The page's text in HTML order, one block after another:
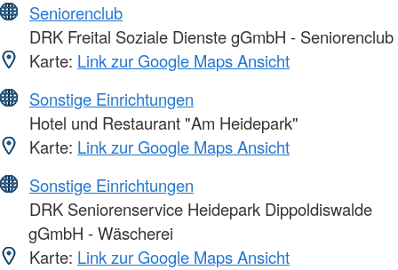
Seniorenclub
DRK Freital Soziale Dienste gGmbH - Seniorenclub
Karte: Link zur Google Maps Ansicht
Sonstige Einrichtungen
Hotel und Restaurant "Am Heidepark"
Karte: Link zur Google Maps Ansicht
Sonstige Einrichtungen
DRK Seniorenservice Heidepark Dippoldiswalde
gGmbH - Wäscherei
Karte: Link zur Google Maps Ansicht